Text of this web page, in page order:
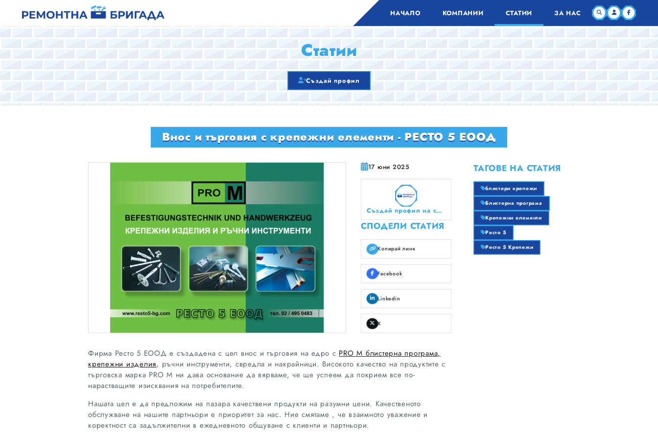
НАЧАЛО КОМПАНИИ СТАТИИ ЗА НАС
Статии
Създай профил
Внос и търговия с крепежни елементи - РЕСТО 5 ЕООД
17 юни 2025
Създай профил на своя строителен бизнес тук безплатно!
СПОДЕЛИ СТАТИЯ
Копирай линк
Facebook
Linkedin
X
Фирма Ресто 5 ЕООД е създадена с цел внос и търговия на едро с PRO M блистерна програма,
крепежни изделия, ръчни инструменти, свредла и накрайници. Високото качество на продуктите с
търговска марка PRO M ни дава основание да вярваме, че ще успеем да покрием все по-
нарастващите изисквания на потребителите.
Нашата цел е да предложим на пазара качествени продукти на разумни цени. Качественото
обслужване на нашите партньори е приоритет за нас. Ние смятаме , че взаимното уважение и
коректност са задължителни в ежедневното общуване с клиенти и партньори.
ТАГОВЕ НА СТАТИЯ
блистери крепежи
Блистерна програма
Крепежни елементи
Ресто 5
Ресто 5 Крепежи